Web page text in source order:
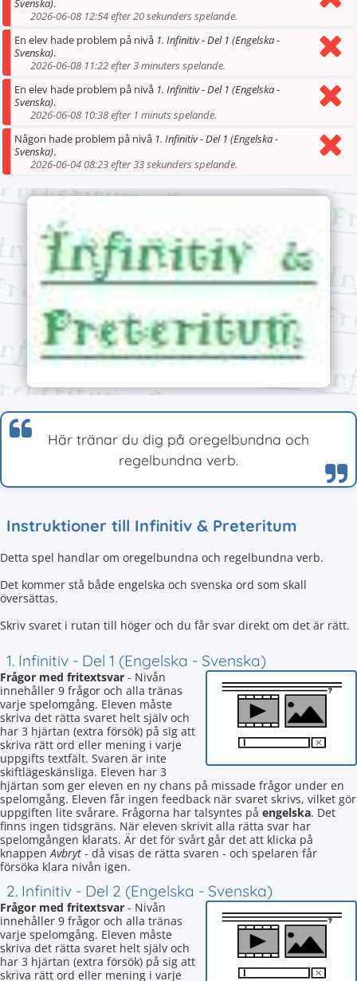
Svenska).
2026-06-08 12:54 efter 20 sekunders spelande.
En elev hade problem på nivå 1. Infinitiv - Del 1 (Engelska -
Svenska).
2026-06-08 11:22 efter 3 minuters spelande.
En elev hade problem på nivå 1. Infinitiv - Del 1 (Engelska -
Svenska).
2026-06-08 10:38 efter 1 minuts spelande.
Någon hade problem på nivå 1. Infinitiv - Del 1 (Engelska -
Svenska).
2026-06-04 08:23 efter 33 sekunders spelande.
Här tränar du dig på oregelbundna och
regelbundna verb.
Instruktioner till Infinitiv & Preteritum
Detta spel handlar om oregelbundna och regelbundna verb.
Det kommer stå både engelska och svenska ord som skall
översättas.
Skriv svaret i rutan till höger och du får svar direkt om det är rätt.
1. Infinitiv - Del 1 (Engelska - Svenska)
Frågor med fritextsvar - Nivån
innehåller 9 frågor och alla tränas
varje spelomgång. Eleven måste
skriva det rätta svaret helt själv och
har 3 hjärtan (extra försök) på sig att
skriva rätt ord eller mening i varje
uppgifts textfält. Svaren är inte
skiftlägeskänsliga. Eleven har 3
hjärtan som ger eleven en ny chans på missade frågor under en
spelomgång. Eleven får ingen feedback när svaret skrivs, vilket gör
uppgiften lite svårare. Frågorna har talsyntes på engelska. Det
finns ingen tidsgräns. När eleven skrivit alla rätta svar har
spelomgången klarats. Är det för svårt går det att klicka på
knappenAvbryt - då visas de rätta svaren - och spelaren får
försöka klara nivån igen.
2. Infinitiv - Del 2 (Engelska - Svenska)
Frågor med fritextsvar - Nivån
innehåller 9 frågor och alla tränas
varje spelomgång. Eleven måste
skriva det rätta svaret helt själv och
har 3 hjärtan (extra försök) på sig att
skriva rätt ord eller mening i varje